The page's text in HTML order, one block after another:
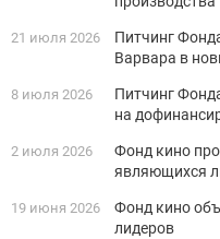
21 июля 2026
Питчинг
Варвара в
8 июля 2026
Питчинг
на
2 июля 2026
Фонд кино
являющихся
19 июня 2026
Фонд кино
лидеров